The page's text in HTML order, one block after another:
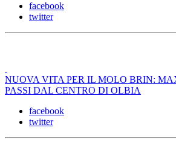
facebook
twitter
NUOVA VITA PER IL MOLO BRIN:
PASSI DAL CENTRO DI OLBIA
facebook
twitter